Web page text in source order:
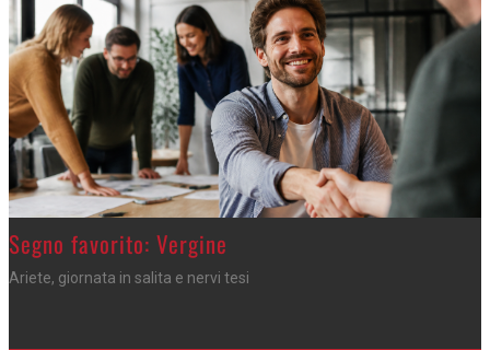
>
Segno favorito: Vergine
Ariete, giornata in salita e nervi tesi